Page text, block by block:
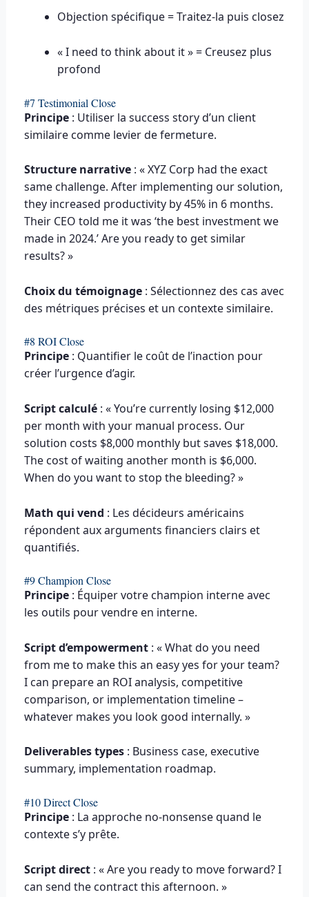
Objection spécifique = Traitez-la puis closez
« I need to think about it » = Creusez plus
profond
#7 Testimonial Close
Principe: Utiliser la success story d’un client
similaire comme levier de fermeture.
Structure narrative: « XYZ Corp had the exact
same challenge. After implementing our solution,
they increased productivity by 45% in 6 months.
Their CEO told me it was ‘the best investment we
made in 2024.’ Are you ready to get similar
results? »
Choix du témoignage: Sélectionnez des cas avec
des métriques précises et un contexte similaire.
#8 ROI Close
Principe: Quantifier le coût de l’inaction pour
créer l’urgence d’agir.
Script calculé : « You’re currently losing $12,000
per month with your manual process. Our
solution costs $8,000 monthly but saves $18,000.
The cost of waiting another month is $6,000.
When do you want to stop the bleeding? »
Math qui vend : Les décideurs américains
répondent aux arguments financiers clairs et
quantifiés.
#9 Champion Close
Principe : Équiper votre champion interne avec
les outils pour vendre en interne.
Script d’empowerment : « What do you need
from me to make this an easy yes for your team?
I can prepare an ROI analysis, competitive
comparison, or implementation timeline –
whatever makes you look good internally. »
Deliverables types: Business case, executive
summary, implementation roadmap.
#10 Direct Close
Principe : La approche no-nonsense quand le
contexte s’y prête.
Script direct : « Are you ready to move forward? I
can send the contract this afternoon. »